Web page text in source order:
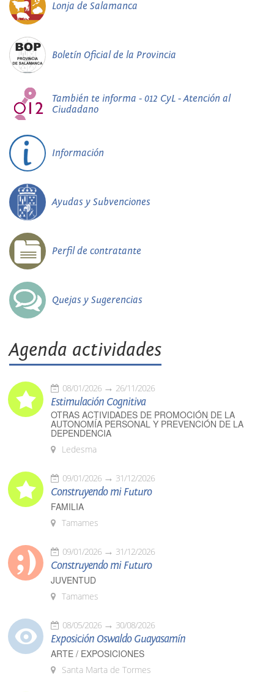
Lonja de Salamanca
Boletín Oficial de la Provincia
También te informa - 012 CyL - Atención al
Ciudadano
Información
Ayudas y Subvenciones
Perfil de contratante
Quejas y Sugerencias
Agenda actividades
08/01/2026 26/11/2026
Estimulación Cognitiva
OTRAS ACTIVIDADES DE PROMOCIÓN DE LA
AUTONOMÍA PERSONAL Y PREVENCIÓN DE LA
DEPENDENCIA
Ledesma
09/01/2026 31/12/2026
Construyendo mi Futuro
FAMILIA
Tamames
09/01/2026 31/12/2026
Construyendo mi Futuro
JUVENTUD
Tamames
08/05/2026 30/08/2026
Exposición Oswaldo Guayasamín
ARTE / EXPOSICIONES
Santa Marta de Tormes